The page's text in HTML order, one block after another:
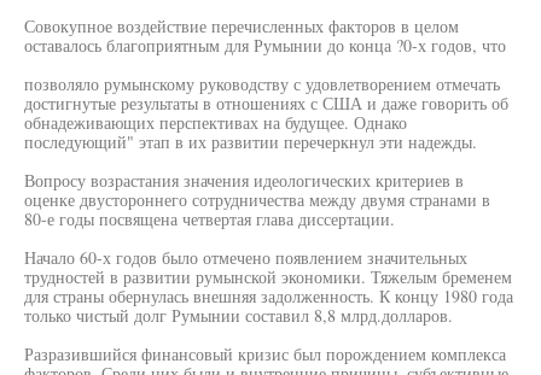
Совокупное воздействие перечисленных факторов в целом
оставалось благоприятным для Румынии до конца ?0-х годов, что
позволяло румынскому руководству с удовлетворением отмечать
достигнутые результаты в отношениях с США и даже говорить об
обнадеживающих перспективах на будущее. Однако
последующий" этап в их развитии перечеркнул эти надежды.
Вопросу возрастания значения идеологических критериев в
оценке двустороннего сотрудничества между двумя странами в
80-е годы посвящена четвертая глава диссертации.
Начало 60-х годов было отмечено появлением значительных
трудностей в развитии румынской экономики. Тяжелым бременем
для страны обернулась внешняя задолженность. К концу 1980 года
только чистый долг Румынии составил 8,8 млрд.долларов.
Разразившийся финансовый кризис был порождением комплекса